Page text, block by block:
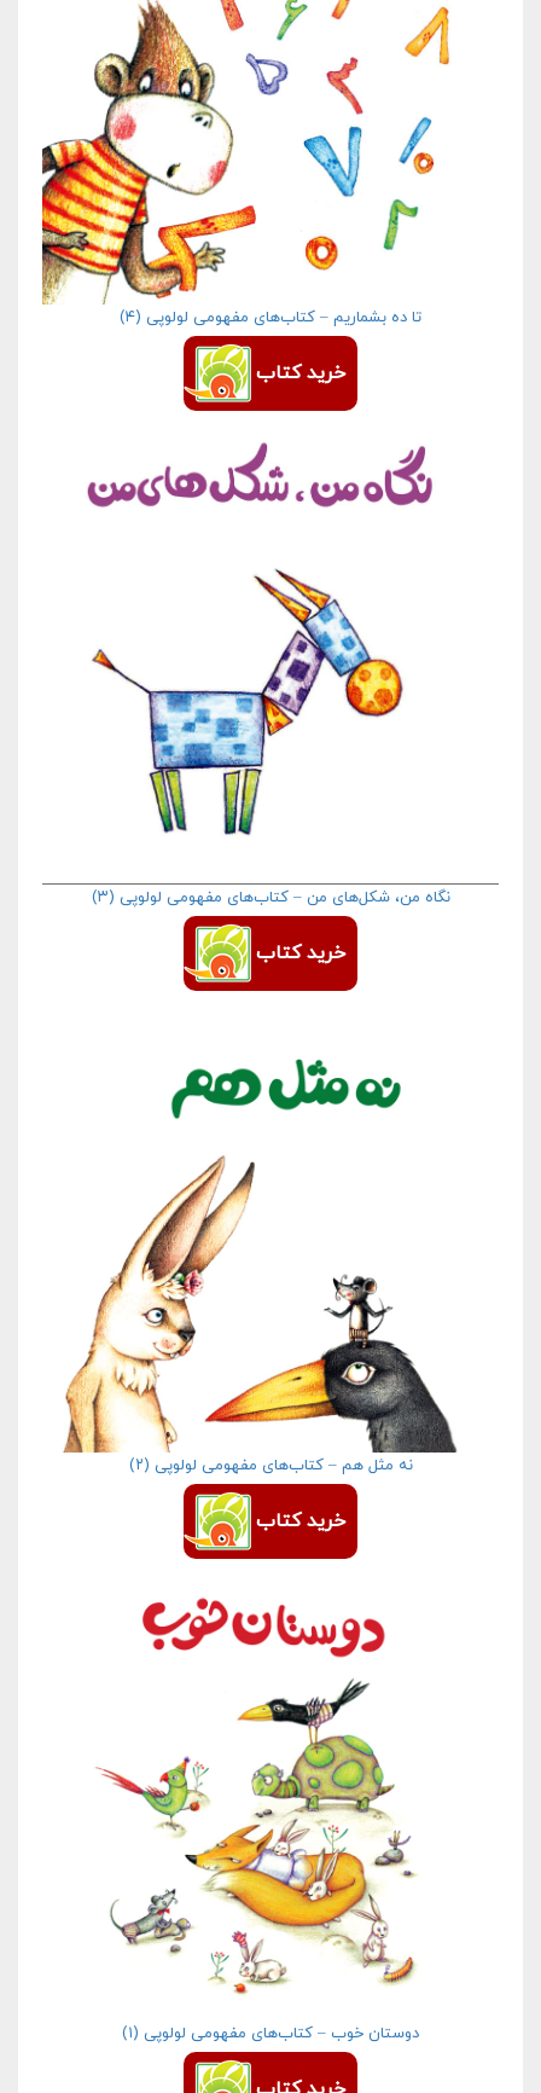
تا ده بشماریم – کتاب‌های مفهومی لولوپی (۴)
خرید کتاب
نگاه من، شکل‌های من – کتاب‌های مفهومی لولوپی (۳)
خرید کتاب
نه مثل هم – کتاب‌های مفهومی لولوپی (۲)
خرید کتاب
دوستان خوب – کتاب‌های مفهومی لولوپی (۱)